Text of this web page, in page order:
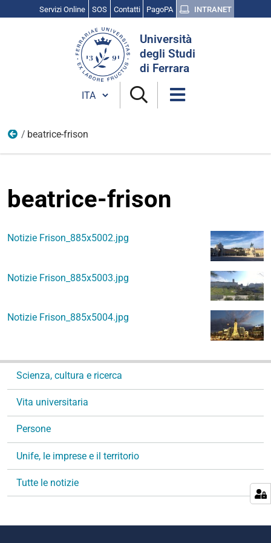
Servizi Online SOS Contatti PagoPA INTRANET
Università
degli Studi
di Ferrara
Cambia lingua
Persone
beatrice-frison
beatrice-frison
Notizie Frison_885x5002.jpg
Notizie Frison_885x5003.jpg
Notizie Frison_885x5004.jpg
a
i
n
Scienza, cultura e ricerca
Vita universitaria
Persone
Unife, le imprese e il territorio
Tutte le notizie